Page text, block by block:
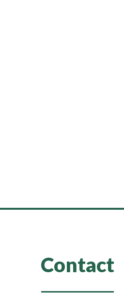
Contact